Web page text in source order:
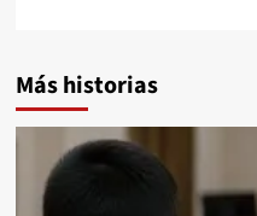
Más historias